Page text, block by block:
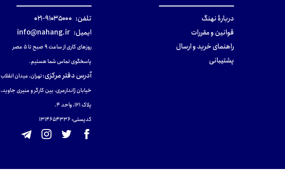
دربارهٔ نهنگ
قوانین و مقررات
راهنمای خرید و ارسال
پشتیبانی
تلفن: ۹۱۰۳۵۰۰۰-۰۲۱
ایمیل: info@nahang.ir
روزهای کاری از ساعت ۹ صبح تا ۵ عصر
پاسخگوی تماس شما هستیم.
آدرس دفتر مرکزی:تهران، میدان انقلاب
خیابان ژاندارمری، بین کارگر و منیری جاوید،
پلاک 121، واحد ۴.
کدپستی: 131465433۶